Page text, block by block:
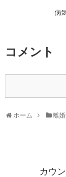
病
コメント
ホーム 離婚
カウ